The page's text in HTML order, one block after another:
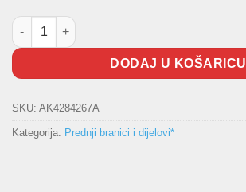
Rešetka branika 2014- količina
DODAJ U KOŠARICU
SKU: AK4284267A
Kategorija: Prednji branici i dijelovi*